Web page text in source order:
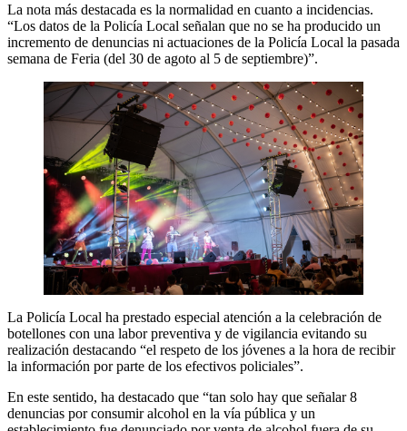
La nota más destacada es la normalidad en cuanto a incidencias.
“Los datos de la Policía Local señalan que no se ha producido un
incremento de denuncias ni actuaciones de la Policía Local la pasada
semana de Feria (del 30 de agoto al 5 de septiembre)”.
La Policía Local ha prestado especial atención a la celebración de
botellones con una labor preventiva y de vigilancia evitando su
realización destacando “el respeto de los jóvenes a la hora de recibir
la información por parte de los efectivos policiales”.
En este sentido, ha destacado que “tan solo hay que señalar 8
denuncias por consumir alcohol en la vía pública y un